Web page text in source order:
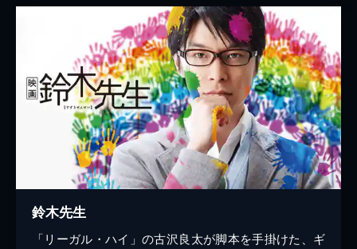
鈴木先生
「リーガル・ハイ」の古沢良太が脚本を手掛けた、ギ